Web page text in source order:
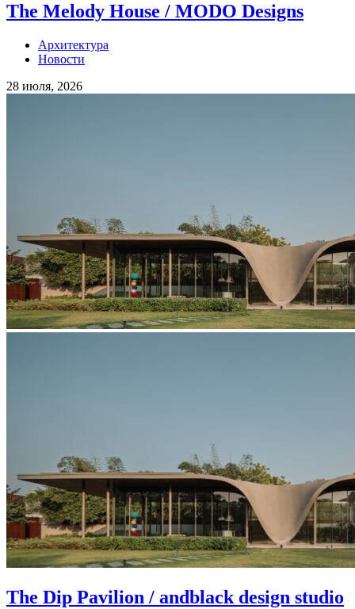
The Melody House / MODO Designs
Архитектура
Новости
28 июля, 2026
The Dip Pavilion / andblack design studio